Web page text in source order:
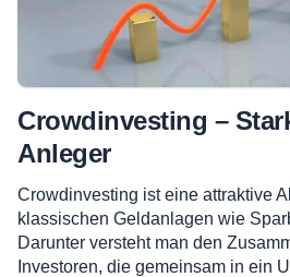
Crowdinvesting –
Anleger
Crowdinvesting ist eine attraktive
klassischen Geldanlagen wie
Darunter versteht man den
Investoren, die gemeinsam in ein